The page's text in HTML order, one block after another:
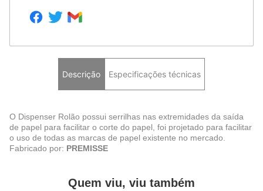
Descrição Especificações técnicas
O Dispenser Rolão possui serrilhas nas extremidades da saída
de papel para facilitar o corte do papel, foi projetado para facilitar
o uso de todas as marcas de papel existente no mercado.
Fabricado por: PREMISSE
Quem viu, viu também